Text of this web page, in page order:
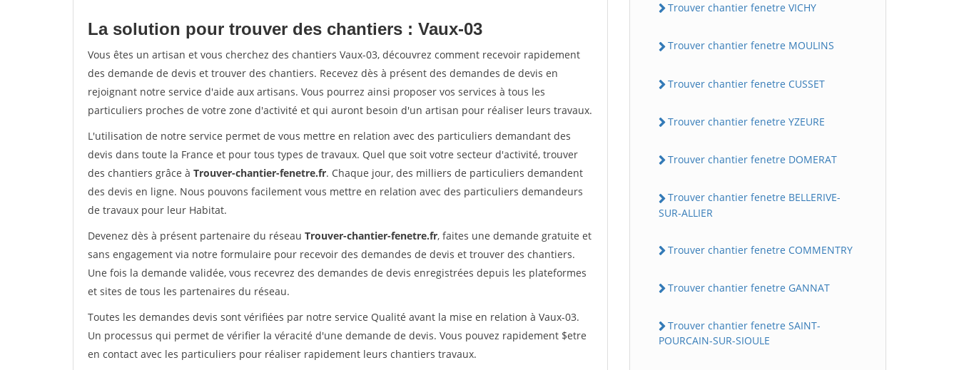
La solution pour trouver des chantiers : Vaux-03
Vous êtes un artisan et vous cherchez des chantiers Vaux-03, découvrez comment recevoir rapidement
des demande de devis et trouver des chantiers. Recevez dès à présent des demandes de devis en
rejoignant notre service d'aide aux artisans. Vous pourrez ainsi proposer vos services à tous les
particuliers proches de votre zone d'activité et qui auront besoin d'un artisan pour réaliser leurs travaux.
L'utilisation de notre service permet de vous mettre en relation avec des particuliers demandant des
devis dans toute la France et pour tous types de travaux. Quel que soit votre secteur d'activité, trouver
des chantiers grâce à Trouver-chantier-fenetre.fr. Chaque jour, des milliers de particuliers demandent
des devis en ligne. Nous pouvons facilement vous mettre en relation avec des particuliers demandeurs
de travaux pour leur Habitat.
Devenez dès à présent partenaire du réseau Trouver-chantier-fenetre.fr, faites une demande gratuite et
sans engagement via notre formulaire pour recevoir des demandes de devis et trouver des chantiers.
Une fois la demande validée, vous recevrez des demandes de devis enregistrées depuis les plateformes
et sites de tous les partenaires du réseau.
Toutes les demandes devis sont vérifiées par notre service Qualité avant la mise en relation à Vaux-03.
Un processus qui permet de vérifier la véracité d'une demande de devis. Vous pouvez rapidement $etre
en contact avec les particuliers pour réaliser rapidement leurs chantiers travaux.
Trouver chantier fenetre VICHY
Trouver chantier fenetre MOULINS
Trouver chantier fenetre CUSSET
Trouver chantier fenetre YZEURE
Trouver chantier fenetre DOMERAT
Trouver chantier fenetre BELLERIVE-
SUR-ALLIER
Trouver chantier fenetre COMMENTRY
Trouver chantier fenetre GANNAT
Trouver chantier fenetre SAINT-
POURCAIN-SUR-SIOULE